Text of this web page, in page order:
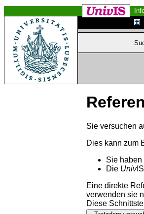
Sie versuchen
Dies kann zum
Sie haben
Die Univ
Eine direkte
verwenden sie
Diese